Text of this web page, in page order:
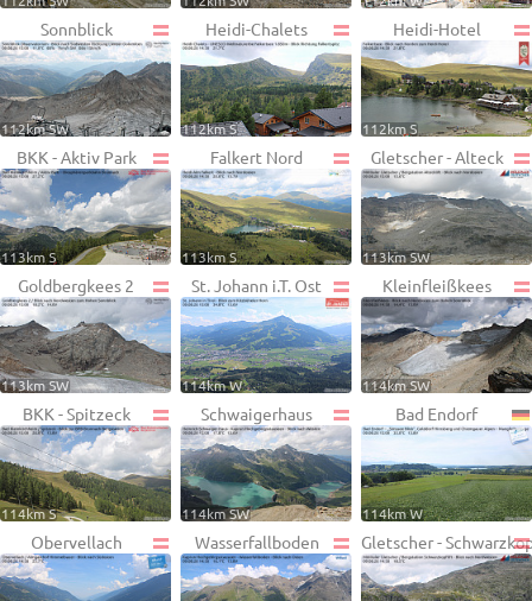
Sonnblick
112km SW
Heidi-Chalets
112km S
Heidi-Hotel
112km S
BKK - Aktiv Park
113km S
Falkert Nord
113km S
Gletscher - Alteck
113km SW
Goldbergkees 2
113km SW
St. Johann i.T. Ost
114km W
Kleinfleißkees
114km SW
BKK - Spitzeck
114km S
Schwaigerhaus
114km SW
Bad Endorf
114km W
Obervellach Wasserfallboden Gletscher -